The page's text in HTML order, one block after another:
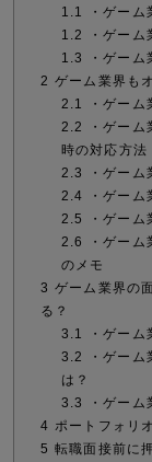
1.1
・ゲー
1.2
・ゲー
1.3
・ゲー
2 ゲーム業界も
2.1
・ゲー
2.2
・ゲー
時の対応方法
2.3
・ゲーム
2.4
・ゲー
2.5
・ゲー
2.6
・ゲー
のメモ
3 ゲーム業界の
る？
3.1
・ゲーム
3.2
・ゲー
は？
3.3
・ゲーム
4 ポートフォリ
5 転職面接前に